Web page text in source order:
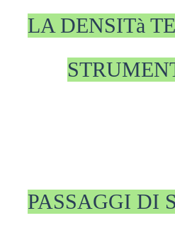
LA DENSITà
PASSAGGI DI